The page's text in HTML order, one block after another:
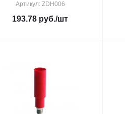
Артикул: ZDH006
193.78 руб./шт